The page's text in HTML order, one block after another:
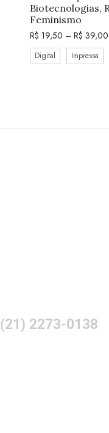
Biotecnologias,
Feminismo
R$ 19,50 – R$ 39,00
Digital Impressa
(21) 2273-0138